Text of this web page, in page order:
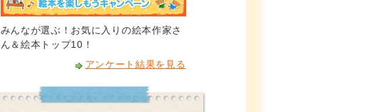
みんなが選ぶ！お気に入りの絵本作家さ
ん＆絵本トップ10！
アンケート結果を見る